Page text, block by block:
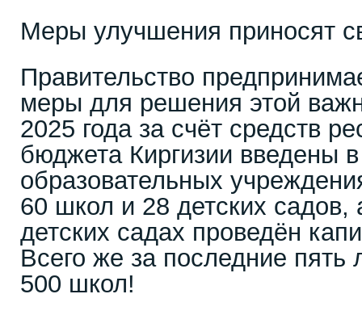
Меры улучшения приносят
Правительство
меры для решения этой
2025 года за счёт средств
бюджета Киргизии введены
образовательных
60 школ и 28 детских
детских садах проведён
Всего же за последние пять
500 школ!